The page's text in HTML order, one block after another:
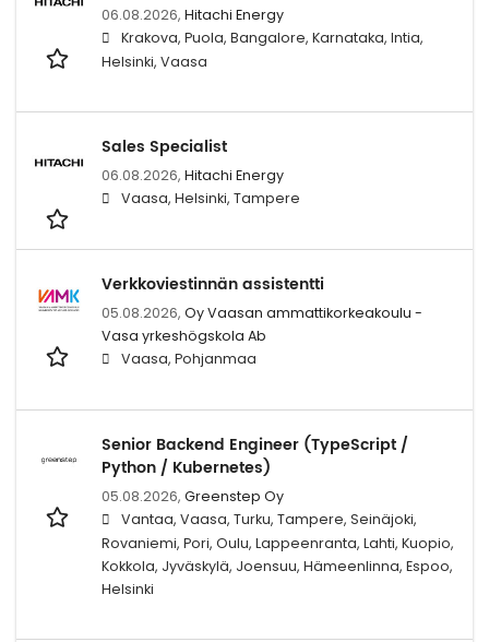
06.08.2026, Hitachi Energy
Krakova, Puola, Bangalore, Karnataka, Intia,
Helsinki, Vaasa
Sales Specialist
06.08.2026, Hitachi Energy
Vaasa, Helsinki, Tampere
Verkkoviestinnän assistentti
05.08.2026, Oy Vaasan ammattikorkeakoulu -
Vasa yrkeshögskola Ab
Vaasa, Pohjanmaa
Senior Backend Engineer (TypeScript /
Python / Kubernetes)
05.08.2026, Greenstep Oy
Vantaa, Vaasa, Turku, Tampere, Seinäjoki,
Rovaniemi, Pori, Oulu, Lappeenranta, Lahti, Kuopio,
Kokkola, Jyväskylä, Joensuu, Hämeenlinna, Espoo,
Helsinki